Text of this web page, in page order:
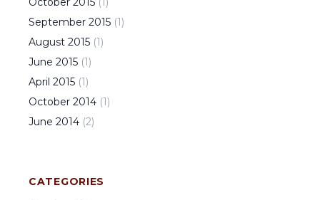
September 2015 (1)
August 2015 (1)
June 2015 (1)
April 2015 (1)
October 2014 (1)
June 2014 (2)
CATEGORIES